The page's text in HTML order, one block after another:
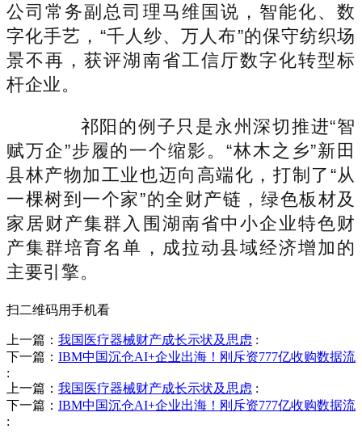
公司常务副总司理马维国说，智能化、数
字化手艺，“千人纱、万人布”的保守纺织场
景不再，获评湖南省工信厅数字化转型标
杆企业。
祁阳的例子只是永州深切推进“智
赋万企”步履的一个缩影。“林木之乡”新田
县林产物加工业也迈向高端化，打制了“从
一棵树到一个家”的全财产链，绿色板材及
家居财产集群入围湖南省中小企业特色财
产集群培育名单，成拉动县域经济增加的
主要引擎。
扫二维码用手机看
上一篇： 我国医疗器械财产成长示状及思虑 :
下一篇： IBM中国沉仓AI+企业出海！刚斥资777亿收购数据流
:
上一篇： 我国医疗器械财产成长示状及思虑 :
下一篇： IBM中国沉仓AI+企业出海！刚斥资777亿收购数据流
: